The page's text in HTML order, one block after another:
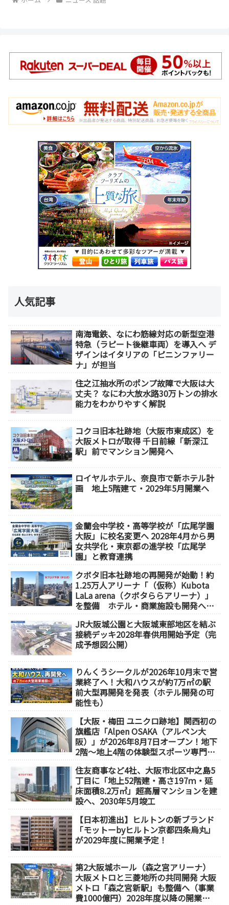
人気記事
南海電鉄、なにわ筋線対応の新型空港
特急（ラピート後継車両）を導入へ デ
ザインはイタリアの「ピニンファリー
ナ」が担当
住之江抽水所のポンプ故障で大阪は大
丈夫？ なにわ大放水路30万トンの排水
能力をわかりやすく解説
コクヨ旧本社跡地（大阪市東成区）を
大阪メトロが取得 千日前線「新深江
駅」前でマンション開発へ
ロイヤルホテル、奈良市で新ホテル計
画 地上5階建て・2029年5月開業へ
金蘭会中学校・高等学校が「広尾学園
大阪」に校名変更へ 2028年4月から男
女共学化・東京都の進学校「広尾学
園」と教育連携
クボタ旧本社跡地の再開発が始動！約
1.25万人アリーナ「（仮称）Kubota
LaLa arena（クボタららアリーナ）」
を整備 ホテル・商業施設も開発へ
JR大阪城公園と大阪城東部地区を結ぶ
接続デッキ2028年春供用開始予定（完
成予想図公開）
りんくうシークルが2026年10月末で営
業終了へ！大和ハウスが約7万㎡の駅
前大型再開発を発表（ホテル開発の可
能性も）
【大阪・梅田 ユニクロ跡地】関西初の
旗艦店「Alpen OSAKA（アルペン大
阪）」が2026年8月7日オープン！地下
2階～地上4階の体験型スポーツ専門店
住友商事など4社、大阪市北区中之島5
丁目に「地上52階建・高さ197ｍ・延
床面積8.2万㎡」超高層マンションを建
設へ、2030年5月竣工
【日本初進出】ヒルトンの新ブランド
「モットーbyヒルトン京都四条烏丸」
が2029年度に開業予定！
第2大阪城ホール（森之宮アリーナ）
大阪メトロと三菱地所の共同開発 大阪
メトロ「森之宮新駅」も整備へ（事業
費1000億円）2028年度以降の開業